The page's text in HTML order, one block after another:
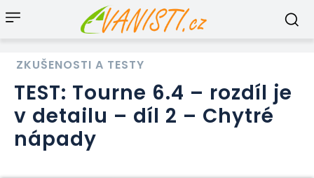
ZKUŠENOSTI A TESTY
TEST: Tourne 6.4 – rozdíl je
v detailu – díl 2 – Chytré
nápady